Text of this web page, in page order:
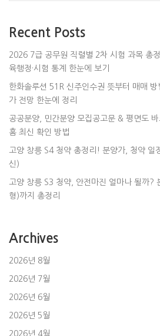
Recent Posts
2026 7급 공무원 직렬별 2차 시험 과목 총정
육행정·시험 통계 한눈에 보기
한화솔루션 51R 신주인수권 뜻부터 매매
가 전망 한눈에 정리
공공분양, 민간분양 모집공고문 & 평면도 바
홈 최신 확인 방법
고양 창릉 S4 청약 총정리! 분양가, 청약 일
신)
고양 창릉 S3 청약, 안전마진 얼마나 될까?
형)까지 총정리
Archives
2026년 8월
2026년 7월
2026년 6월
2026년 5월
2026년 4월